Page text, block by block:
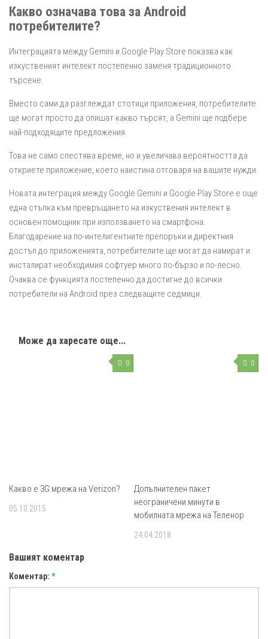
Какво означава това за Android
потребителите?
Интеграцията между Gemini и Google Play Store показва как
изкуственият интелект постепенно заменя традиционното
търсене.
Вместо сами да разглеждат стотици приложения, потребителите
ще могат просто да опишат какво търсят, а Gemini ще подбере
най-подходящите предложения.
Това не само спестява време, но и увеличава вероятността да
откриете приложение, което наистина отговаря на вашите нужди.
Новата интеграция между Google Gemini и Google Play Store е още
една стъпка към превръщането на изкуствения интелект в
основен помощник при използването на смартфона.
Благодарение на по-интелигентните препоръки и директния
достъп до приложенията, потребителите ще могат да намират и
инсталират необходимия софтуер много по-бързо и по-лесно.
Очаква се функцията постепенно да достигне до всички
потребители на Android през следващите седмици.
Може да харесате още...
0
Какво е 3G мрежа на Verizon?
05.10.2015
0
Допълнителен пакет
неограничени минути в
мобилната мрежа на Теленор
24.04.2018
Вашият коментар
Коментар: *